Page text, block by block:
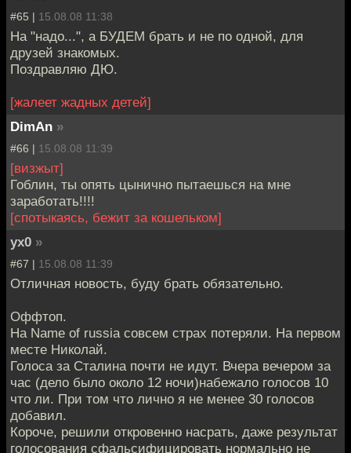
#65 | 15.08.08 11:38
На "надо...", а БУДЕМ брать и не по одной, для
друзей знакомых.
Поздравляю ДЮ.
[жалеет жадных детей]
DimAn »
#66 | 15.08.08 11:39
[визжыт]
Гоблин, ты опять цынично пытаешься на мне
заработать!!!!
[спотыкаясь, бежит за кошельком]
yx0 »
#67 | 15.08.08 11:39
Отличная новость, буду брать обязательно.
Оффтоп.
На Name of russia совсем страх потеряли. На первом
месте Николай.
Голоса за Сталина почти не идут. Вчера вечером за
час (дело было около 12 ночи)набежало голосов 10
что ли. При том что лично я не менее 30 голосов
добавил.
Короче, решили откровенно насрать, даже результат
голосования сфальсифицировать нормально не